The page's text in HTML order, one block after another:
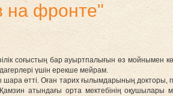
на фронте"
соғыстың бар ауыртпалығын өз мойнымен
үшін ерекше мейрам.
шара өтті. Оған тарих ғылымдарының
атындағы орта мектебінің оқушылары